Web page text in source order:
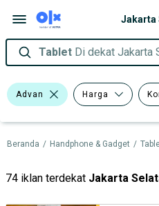
Jakarta
Tablet Di dekat Jakarta
Advan Harga
Beranda / Handphone & Gadget /
74 iklan terdekat Jakarta